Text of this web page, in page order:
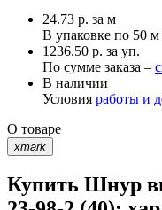
24.73 р. за м
В упаковке по 50 м
1236.50 р. за уп.
По сумме заказа –
В наличии
Условия работы и
О товаре
xmark
Купить Шнур